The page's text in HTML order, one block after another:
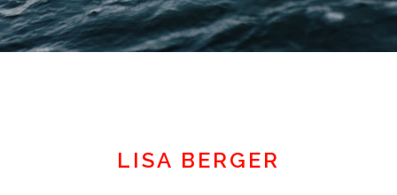
LISA BERGER